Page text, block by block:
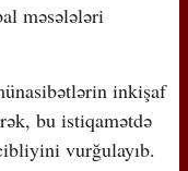
məsələləri
inkişaf
bu istiqamətdə
vurğulayıb.